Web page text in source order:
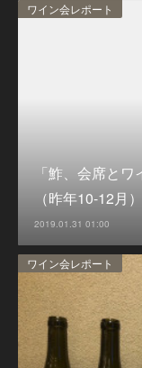
ワイン会レポート
「鮓、会席と
（昨年10-12月
2019.01.31 01:00
ワイン会レポート